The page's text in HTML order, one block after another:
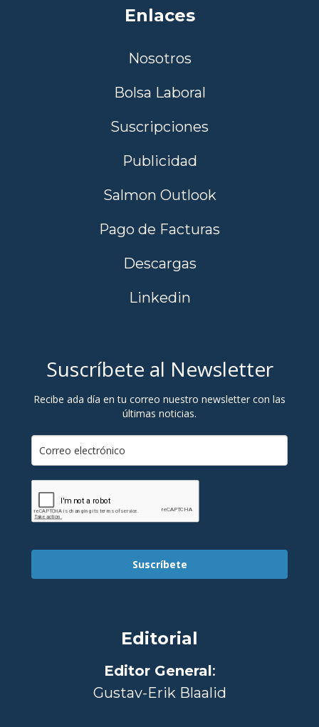
Enlaces
Nosotros
Bolsa Laboral
Suscripciones
Publicidad
Salmon Outlook
Pago de Facturas
Descargas
Linkedin
Suscríbete al Newsletter
Recibe ada día en tu correo nuestro newsletter con las
últimas noticias.
Suscríbete
Editorial
Editor General:
Gustav-Erik Blaalid